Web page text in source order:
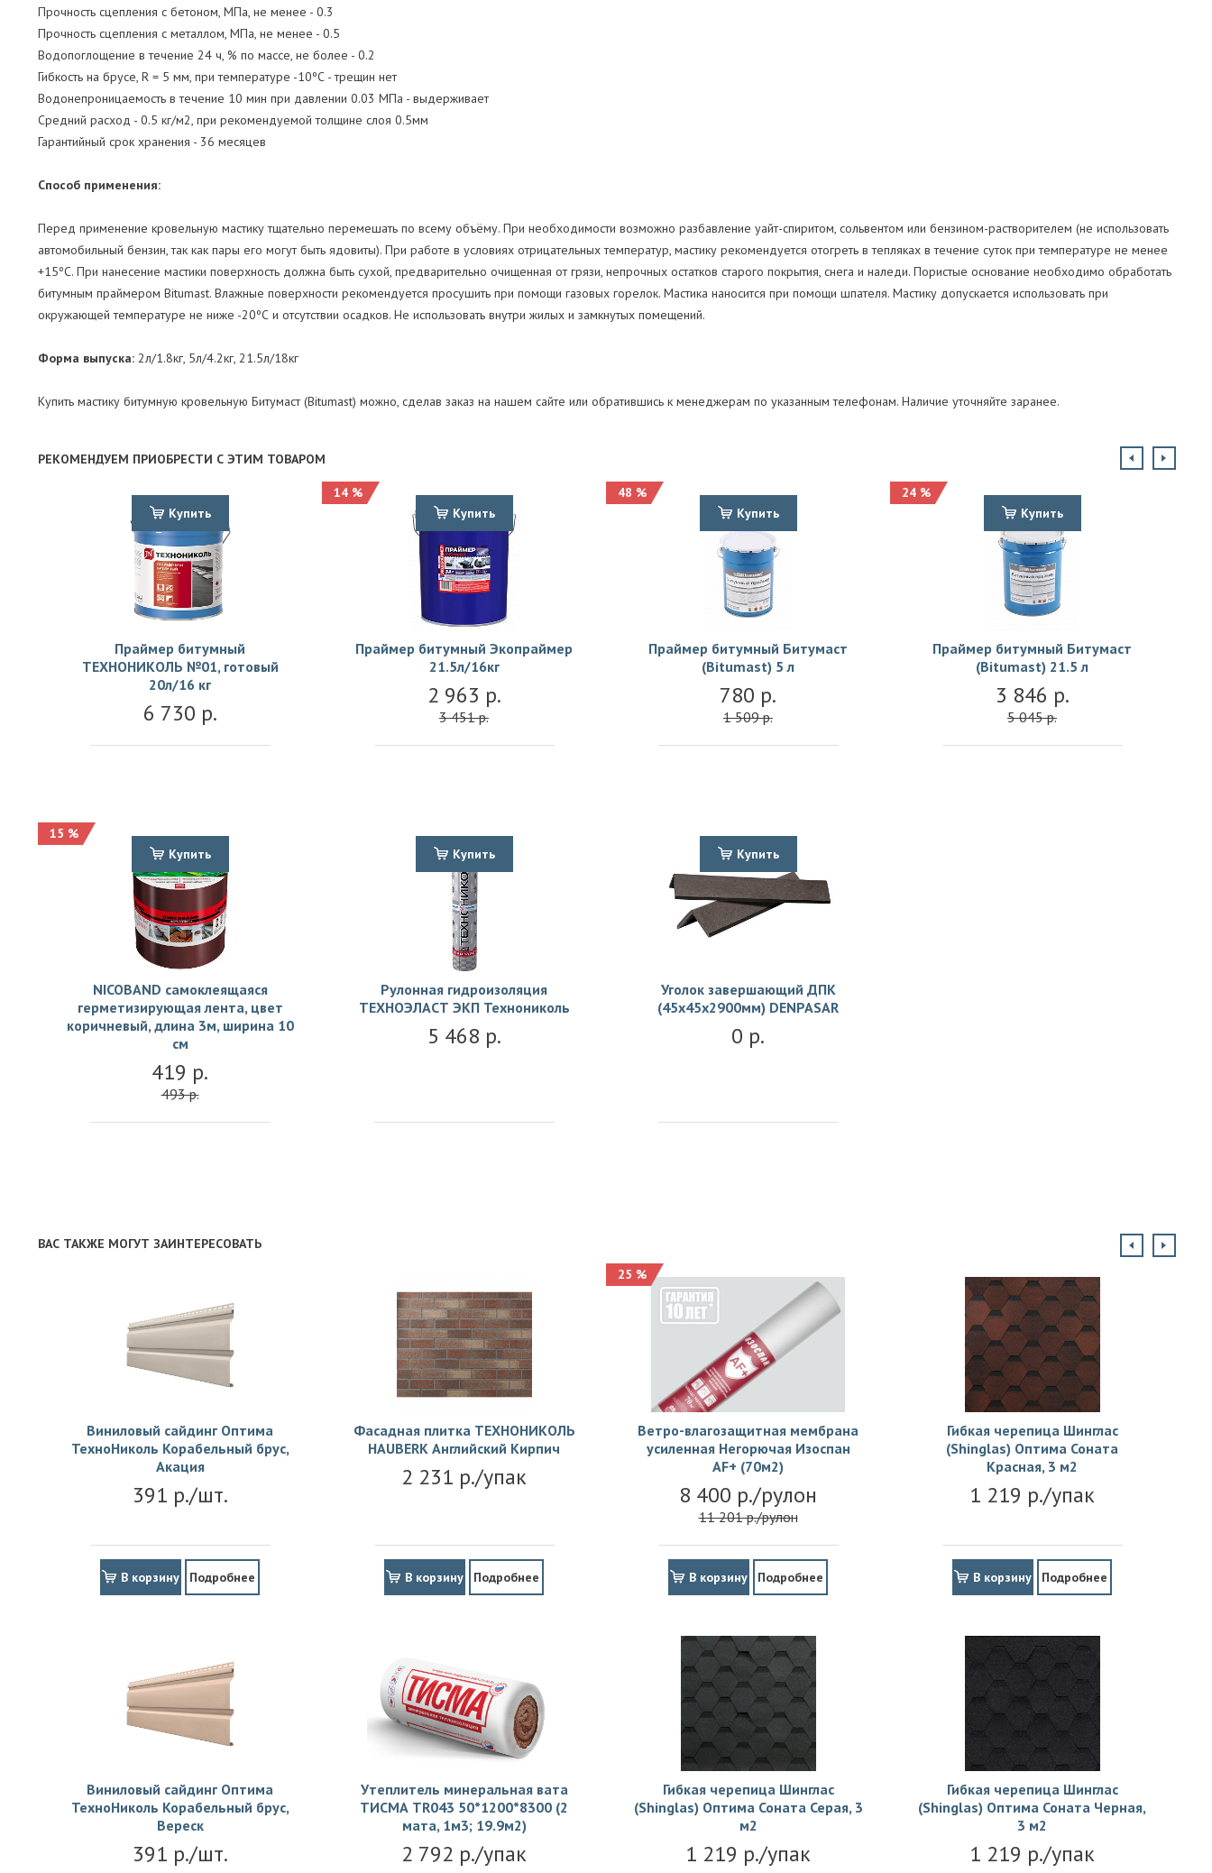
Прочность сцепления с бетоном, МПа, не менее - 0.3
Прочность сцепления с металлом, МПа, не менее - 0.5
Водопоглощение в течение 24 ч, % по массе, не более - 0.2
Гибкость на брусе, R = 5 мм, при температуре -10ºС - трещин нет
Водонепроницаемость в течение 10 мин при давлении 0.03 МПа - выдерживает
Средний расход - 0.5 кг/м2, при рекомендуемой толщине слоя 0.5мм
Гарантийный срок хранения - 36 месяцев
Способ применения:
Перед применение кровельную мастику тщательно перемешать по всему объёму. При необходимости возможно разбавление уайт-спиритом, сольвентом или бензином-растворителем (не использовать
автомобильный бензин, так как пары его могут быть ядовиты). При работе в условиях отрицательных температур, мастику рекомендуется отогреть в тепляках в течение суток при температуре не менее
+15ºС. При нанесение мастики поверхность должна быть сухой, предварительно очищенная от грязи, непрочных остатков старого покрытия, снега и наледи. Пористые основание необходимо обработать
битумным праймером Bitumast. Влажные поверхности рекомендуется просушить при помощи газовых горелок. Мастика наносится при помощи шпателя. Мастику допускается использовать при
окружающей температуре не ниже -20ºС и отсутствии осадков. Не использовать внутри жилых и замкнутых помещений.
Форма выпуска: 2л/1.8кг, 5л/4.2кг, 21.5л/18кг
Купить мастику битумную кровельную Битумаст (Bitumast) можно, сделав заказ на нашем сайте или обратившись к менеджерам по указанным телефонам. Наличие уточняйте заранее.
РЕКОМЕНДУЕМ ПРИОБРЕСТИ С ЭТИМ ТОВАРОМ
Праймер битумный
ТЕХНОНИКОЛЬ №01, готовый
20л/16 кг
6 730 р.
Купить
14 %
Праймер битумный Экопраймер
21.5л/16кг
2 963 р.
3 451 р.
Купить
48 %
Праймер битумный Битумаст
(Bitumast) 5 л
780 р.
1 509 р.
Купить
24 %
Праймер битумный Битумаст
(Bitumast) 21.5 л
3 846 р.
5 045 р.
Купить
15 %
NICOBAND самоклеящаяся
герметизирующая лента, цвет
коричневый, длина 3м, ширина 10
см
419 р.
493 р.
Купить
Рулонная гидроизоляция
ТЕХНОЭЛАСТ ЭКП Технониколь
5 468 р.
Купить
Уголок завершающий ДПК
(45х45х2900мм) DENPASAR
0 р.
Купить
ВАС ТАКЖЕ МОГУТ ЗАИНТЕРЕСОВАТЬ
Виниловый сайдинг Оптима
ТехноНиколь Корабельный брус,
Акация
391 р./шт.
В корзину Подробнее
Фасадная плитка ТЕХНОНИКОЛЬ
HAUBERK Английский Кирпич
2 231 р./упак
В корзину Подробнее
25 %
Ветро-влагозащитная мембрана
усиленная Негорючая Изоспан
АF+ (70м2)
8 400 р./рулон
11 201 р./рулон
В корзину Подробнее
Гибкая черепица Шинглас
(Shinglas) Оптима Соната
Красная, 3 м2
1 219 р./упак
В корзину Подробнее
Виниловый сайдинг Оптима
ТехноНиколь Корабельный брус,
Вереск
391 р./шт.
Утеплитель минеральная вата
ТИСМА TR043 50*1200*8300 (2
мата, 1м3; 19.9м2)
2 792 р./упак
Гибкая черепица Шинглас
(Shinglas) Оптима Соната Серая, 3
м2
1 219 р./упак
Гибкая черепица Шинглас
(Shinglas) Оптима Соната Черная,
3 м2
1 219 р./упак